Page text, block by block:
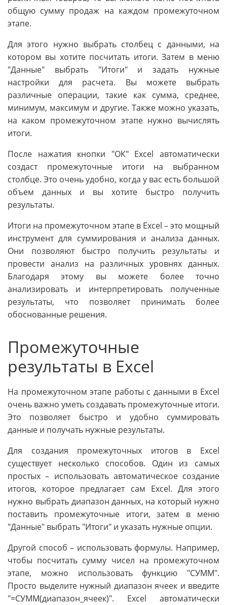
общую сумму продаж на каждом промежуточном
этапе.
Для этого нужно выбрать столбец с данными, на
котором вы хотите посчитать итоги. Затем в меню
"Данные" выбрать "Итоги" и задать нужные
настройки для расчета. Вы можете выбрать
различные операции, такие как сумма, среднее,
минимум, максимум и другие. Также можно указать,
на каком промежуточном этапе нужно вычислять
итоги.
После нажатия кнопки "ОК" Excel автоматически
создаст промежуточные итоги на выбранном
столбце. Это очень удобно, когда у вас есть большой
объем данных и вы хотите быстро получить
результаты.
Итоги на промежуточном этапе в Excel – это мощный
инструмент для суммирования и анализа данных.
Они позволяют быстро получить результаты и
провести анализ на различных уровнях данных.
Благодаря этому вы можете более точно
анализировать и интерпретировать полученные
результаты, что позволяет принимать более
обоснованные решения.
Промежуточные
результаты в Excel
На промежуточном этапе работы с данными в Excel
очень важно уметь создавать промежуточные итоги.
Это позволяет быстро и удобно суммировать
данные и получать нужные результаты.
Для создания промежуточных итогов в Excel
существует несколько способов. Один из самых
простых – использовать автоматическое создание
итогов, которое предлагает сам Excel. Для этого
нужно выбрать диапазон данных, на который нужно
поставить промежуточные итоги, затем в меню
"Данные" выбрать "Итоги" и указать нужные опции.
Другой способ – использовать формулы. Например,
чтобы посчитать сумму чисел на промежуточном
этапе, можно использовать функцию "СУММ".
Просто выделите нужный диапазон ячеек и введите
"=СУММ(диапазон_ячеек)". Excel автоматически